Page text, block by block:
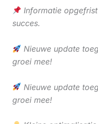
Informatie
succes.
Nieuwe update
groei mee!
Nieuwe update
groei mee!